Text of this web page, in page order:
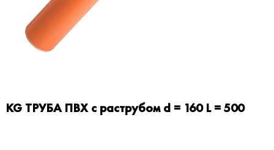
KG ТРУБА ПВХ с раструбом d = 160 L = 500